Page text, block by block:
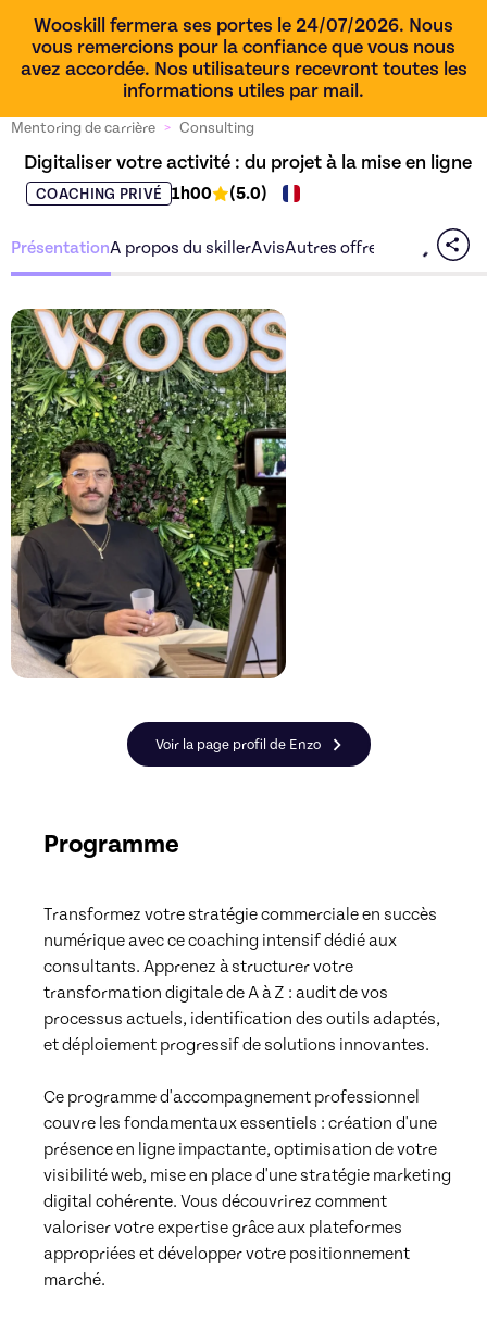
Wooskill fermera ses portes le 24/07/2026. Nous
vous remercions pour la confiance que vous nous
avez accordée. Nos utilisateurs recevront toutes les
informations utiles par mail.
Mentoring de carrière > Consulting
Digitaliser votre activité : du projet à la mise en ligne
COACHING PRIVÉ 1h00 (5.0)
PrésentationA propos du skillerAvisAutres offres du skiller
Voir la page profil de Enzo
Programme
Transformez votre stratégie commerciale en succès
numérique avec ce coaching intensif dédié aux
consultants. Apprenez à structurer votre
transformation digitale de A à Z : audit de vos
processus actuels, identification des outils adaptés,
et déploiement progressif de solutions innovantes.
Ce programme d'accompagnement professionnel
couvre les fondamentaux essentiels : création d'une
présence en ligne impactante, optimisation de votre
visibilité web, mise en place d'une stratégie marketing
digital cohérente. Vous découvrirez comment
valoriser votre expertise grâce aux plateformes
appropriées et développer votre positionnement
marché.